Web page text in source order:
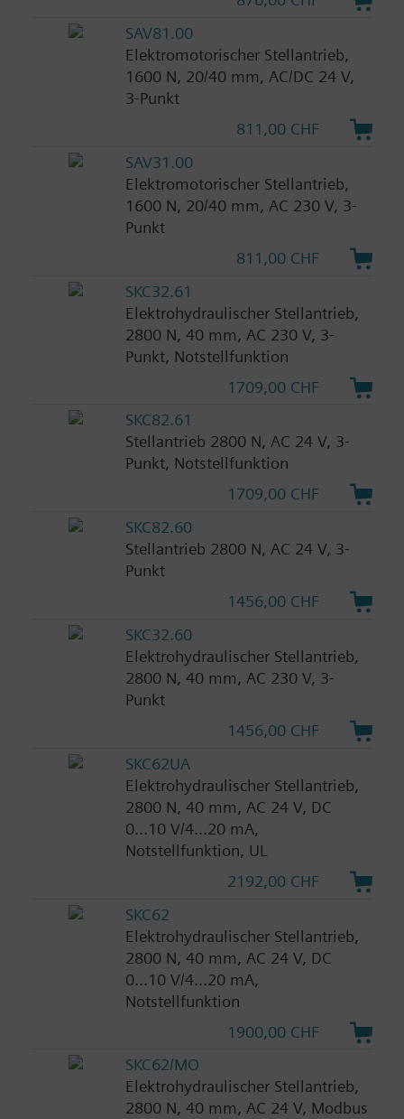
SAV81.00
Elektromotorischer Stellantrieb,
1600 N, 20/40 mm, AC/DC 24 V,
3-Punkt
811,00 CHF
SAV31.00
Elektromotorischer Stellantrieb,
1600 N, 20/40 mm, AC 230 V, 3-
Punkt
811,00 CHF
SKC32.61
Elektrohydraulischer Stellantrieb,
2800 N, 40 mm, AC 230 V, 3-
Punkt, Notstellfunktion
1709,00 CHF
SKC82.61
Stellantrieb 2800 N, AC 24 V, 3-
Punkt, Notstellfunktion
1709,00 CHF
SKC82.60
Stellantrieb 2800 N, AC 24 V, 3-
Punkt
1456,00 CHF
SKC32.60
Elektrohydraulischer Stellantrieb,
2800 N, 40 mm, AC 230 V, 3-
Punkt
1456,00 CHF
SKC62UA
Elektrohydraulischer Stellantrieb,
2800 N, 40 mm, AC 24 V, DC
0...10 V/4...20 mA,
Notstellfunktion, UL
2192,00 CHF
SKC62
Elektrohydraulischer Stellantrieb,
2800 N, 40 mm, AC 24 V, DC
0...10 V/4...20 mA,
Notstellfunktion
1900,00 CHF
SKC62/MO
Elektrohydraulischer Stellantrieb,
2800 N, 40 mm, AC 24 V, Modbus